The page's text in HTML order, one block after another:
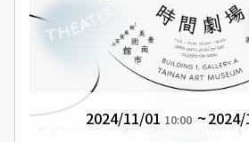
2024/11/01 10:00